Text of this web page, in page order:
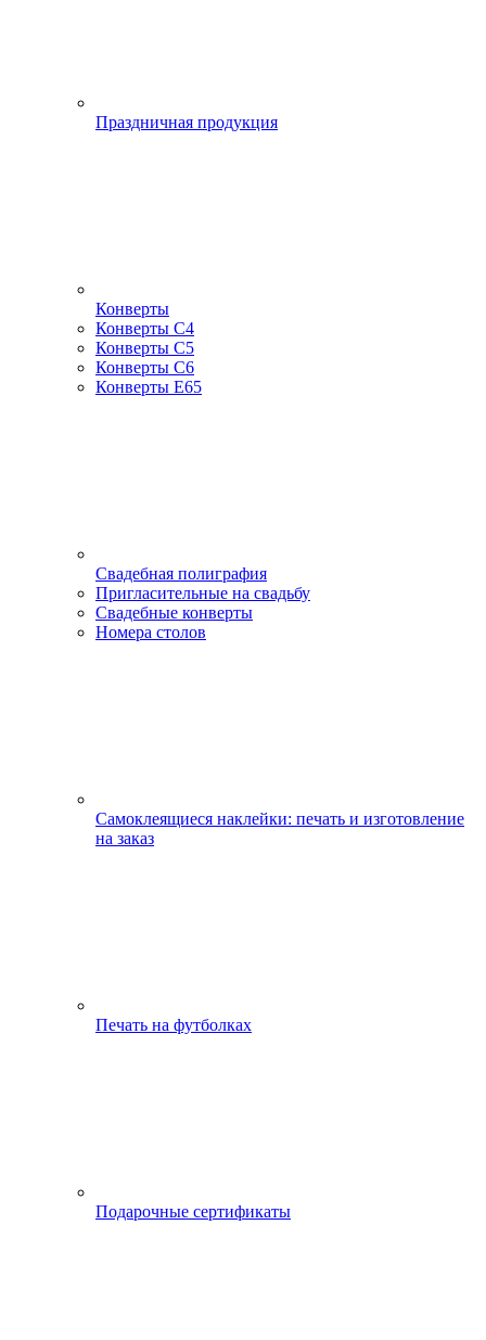
Праздничная продукция
Конверты
Конверты С4
Конверты С5
Конверты С6
Конверты Е65
Свадебная полиграфия
Пригласительные на свадьбу
Свадебные конверты
Номера столов
Самоклеящиеся наклейки: печать и изготовление
на заказ
Печать на футболках
Подарочные сертификаты